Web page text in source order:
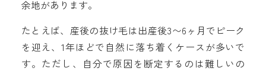
余地があります。
たとえば、産後の抜け毛は出産後3〜6ヶ月でピーク
を迎え、1年ほどで自然に落ち着くケースが多いで
す。ただし、自分で原因を断定するのは難しいの